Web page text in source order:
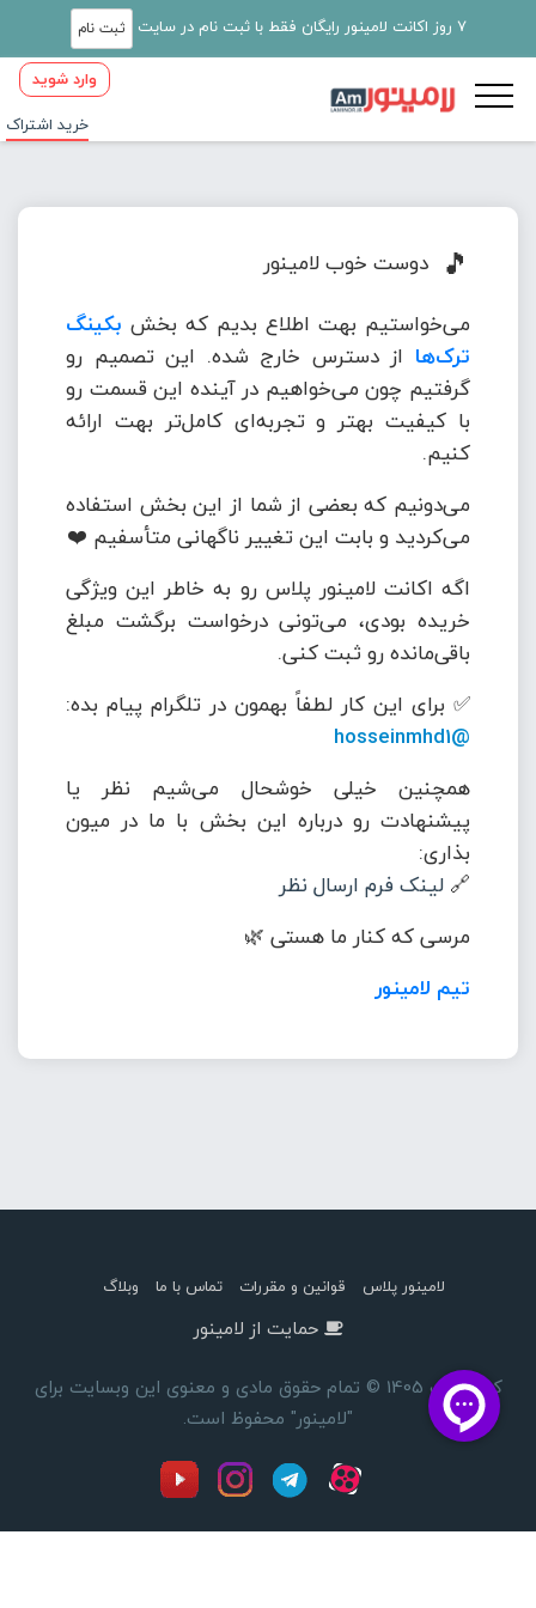
7 روز اکانت لامینور رایگان فقط با ثبت نام در سایت ثبت نام
وارد شوید
خرید اشتراک
🎵 دوست خوب لامینور
می‌خواستیم بهت اطلاع بدیم که بخش بکینگ
ترک‌ها از دسترس خارج شده. این تصمیم رو
گرفتیم چون می‌خواهیم در آینده این قسمت رو
با کیفیت بهتر و تجربه‌ای کامل‌تر بهت ارائه
کنیم.
می‌دونیم که بعضی از شما از این بخش استفاده
می‌کردید و بابت این تغییر ناگهانی متأسفیم ❤️
اگه اکانت لامینور پلاس رو به خاطر این ویژگی
خریده بودی، می‌تونی درخواست برگشت مبلغ
باقی‌مانده رو ثبت کنی.
✅ برای این کار لطفاً بهمون در تلگرام پیام بده:
@hosseinmhd1
همچنین خیلی خوشحال می‌شیم نظر یا
پیشنهادت رو درباره این بخش با ما در میون
بذاری:
🔗 لینک فرم ارسال نظر
مرسی که کنار ما هستی 🌿
تیم لامینور
لامینور پلاس قوانین و مقررات تماس با ما وبلاگ
حمایت از لامینور
کپی رایت 1405 © تمام حقوق مادی و معنوی این وبسایت برای
"لامینور" محفوظ است.